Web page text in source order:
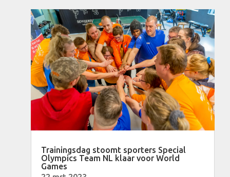
Trainingsdag stoomt sporters Special
Olympics Team NL klaar voor World
Games